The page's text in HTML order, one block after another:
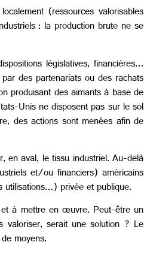
(ressources valorisables
: la production brute ne se
législatives, financières…
des partenariats ou des rachats
produisant des aimants à base de
Unis ne disposent pas sur le sol
des actions sont menées afin de
en aval, le tissu industriel. Au-delà
et/ou financiers) américains
utilisations…) privée et publique.
et à mettre en œuvre. Peut-être un
valoriser, serait une solution ? Le
moyens.